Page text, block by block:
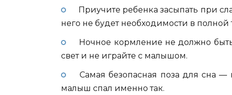
Приучите ребенка засыпать при
него не будет необходимости в
Ночное кормление не должно
свет и не играйте с малышом.
Самая безопасная поза для сна —
малыш спал именно так.